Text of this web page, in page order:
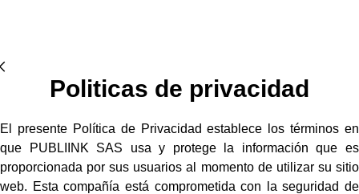
Politicas de privacidad
El presente Política de Privacidad establece los términos en
que PUBLIINK SAS usa y protege la información que es
proporcionada por sus usuarios al momento de utilizar su sitio
web. Esta compañía está comprometida con la seguridad de